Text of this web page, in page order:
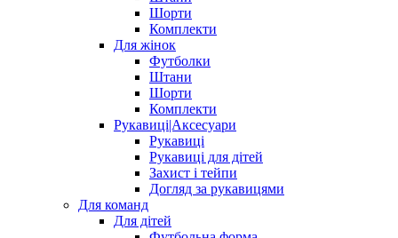
Шорти
Комплекти
Для жінок
Футболки
Штани
Шорти
Комплекти
Рукавиці|Аксесуари
Рукавиці
Рукавиці для дітей
Захист і тейпи
Догляд за рукавицями
Для команд
Для дітей